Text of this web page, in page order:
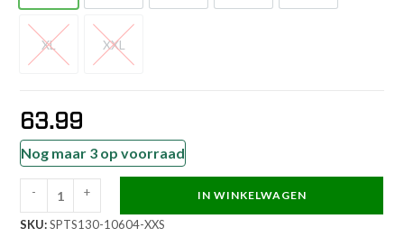
XL
XL
XXL
XXL
63.99
Nog maar 3 op voorraad
Pro
- + IN WINKELWAGEN
SKU:SPTS130-10604-XXS